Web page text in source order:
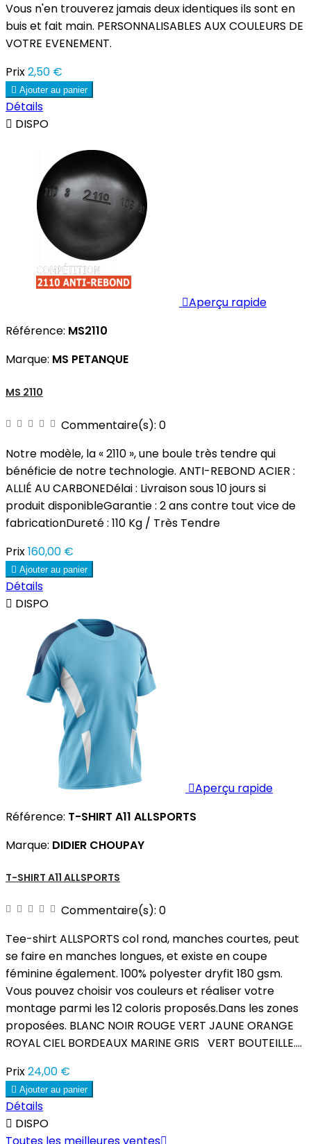
Vous n'en trouverez jamais deux identiques ils sont en
buis et fait main. PERSONNALISABLES AUX COULEURS DE
VOTRE EVENEMENT.
Prix2,50 €
 Ajouter au panier
Détails
 DISPO
Aperçu rapide
Référence: MS2110
Marque: MS PETANQUE
MS 2110
Commentaire(s): 0
Notre modèle, la « 2110 », une boule très tendre qui
bénéficie de notre technologie. ANTI-REBOND ACIER :
ALLIÉ AU CARBONEDélai : Livraison sous 10 jours si
produit disponibleGarantie : 2 ans contre tout vice de
fabricationDureté : 110 Kg / Très Tendre
Prix160,00 €
 Ajouter au panier
Détails
 DISPO
Aperçu rapide
Référence: T-SHIRT A11 ALLSPORTS
Marque: DIDIER CHOUPAY
T-SHIRT A11 ALLSPORTS
Commentaire(s): 0
Tee-shirt ALLSPORTS col rond, manches courtes, peut
se faire en manches longues, et existe en coupe
féminine également. 100% polyester dryfit 180 gsm.
Vous pouvez choisir vos couleurs et réaliser votre
montage parmi les 12 coloris proposés.Dans les zones
proposées. BLANC NOIR ROUGE VERT JAUNE ORANGE
ROYAL CIEL BORDEAUX MARINE GRIS VERT BOUTEILLE....
Prix24,00 €
 Ajouter au panier
Détails
 DISPO